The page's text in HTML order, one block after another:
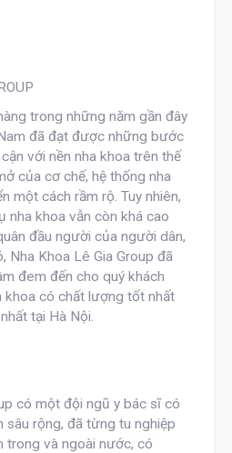
trong những năm gần đây
đã đạt được những bước
với nền nha khoa trên thế
của cơ chế, hệ thống nha
một cách rầm rộ. Tuy nhiên,
nha khoa vẫn còn khá cao
đầu người của người dân,
Nha Khoa Lê Gia Group đã
đem đến cho quý khách
khoa có chất lượng tốt nhất
tại Hà Nội.
có một đội ngũ y bác sĩ có
sâu rộng, đã từng tu nghiệp
trong và ngoài nước, có